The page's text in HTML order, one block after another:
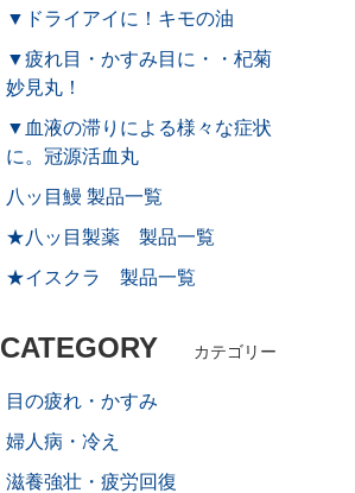
▼ドライアイに！キモの油
▼疲れ目・かすみ目に・・杞菊
妙見丸！
▼血液の滞りによる様々な症状
に。冠源活血丸
八ッ目鰻 製品一覧
★八ッ目製薬 製品一覧
★イスクラ 製品一覧
CATEGORY カテゴリー
目の疲れ・かすみ
婦人病・冷え
滋養強壮・疲労回復